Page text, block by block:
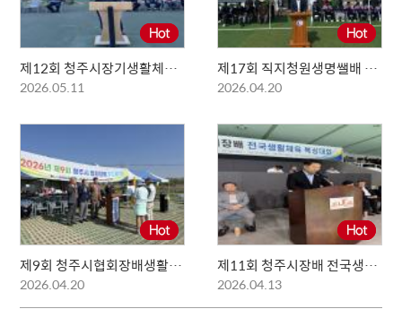
제12회 청주시장기생활체육테니스대회
2026.05.11
제17회 직지청원생명쌜배 전국 족구대회
2026.04.20
제9회 청주시협회장배생활체육우드볼대회
2026.04.20
제11회 청주시장배 전국생활체육 복싱대회
2026.04.13